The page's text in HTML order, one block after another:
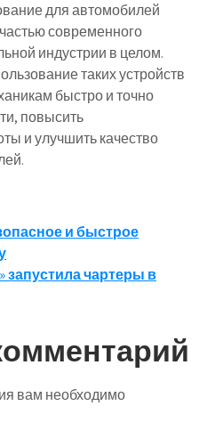
для автомобилей
современного
индустрии в целом.
таких устройств
быстро и точно
повысить
и улучшить качество
и быстрое
запустила чартеры в
вам необходимо